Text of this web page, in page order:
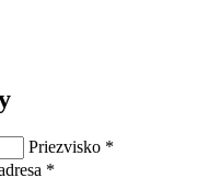
Priezvisko *
*